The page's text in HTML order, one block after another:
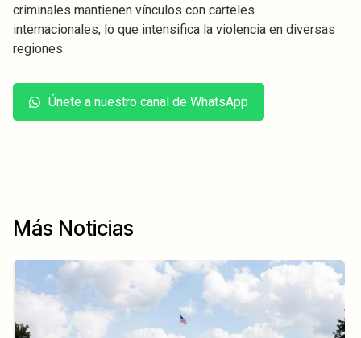
criminales mantienen vínculos con carteles
internacionales, lo que intensifica la violencia en diversas
regiones.
Únete a nuestro canal de WhatsApp
Más Noticias